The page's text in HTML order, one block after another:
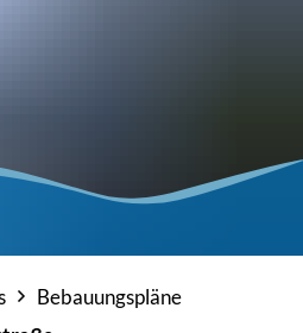
Bebauungspläne